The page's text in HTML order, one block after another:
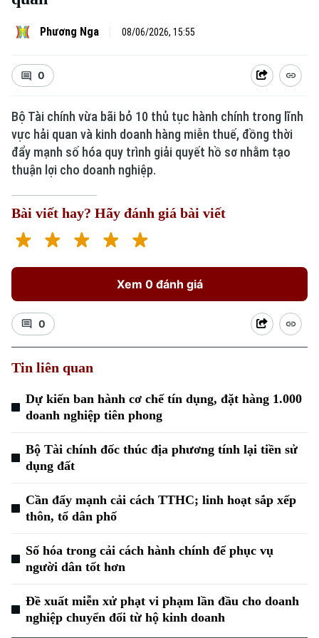
Xu hướng
Thời sự
Phương Nga 08/06/2026, 15:55
0
Bộ Tài chính vừa bãi bỏ 10 thủ tục hành chính trong lĩnh
vực hải quan và kinh doanh hàng miễn thuế, đồng thời
đẩy mạnh số hóa quy trình giải quyết hồ sơ nhằm tạo
thuận lợi cho doanh nghiệp.
Bài viết hay? Hãy đánh giá bài viết
Xem 0 đánh giá
0
Tin liên quan
Dự kiến ban hành cơ chế tín dụng, đặt hàng 1.000
doanh nghiệp tiên phong
Bộ Tài chính đốc thúc địa phương tính lại tiền sử
dụng đất
Cần đẩy mạnh cải cách TTHC; linh hoạt sắp xếp
thôn, tổ dân phố
Số hóa trong cải cách hành chính để phục vụ
người dân tốt hơn
Đề xuất miễn xử phạt vi phạm lần đầu cho doanh
nghiệp chuyển đổi từ hộ kinh doanh